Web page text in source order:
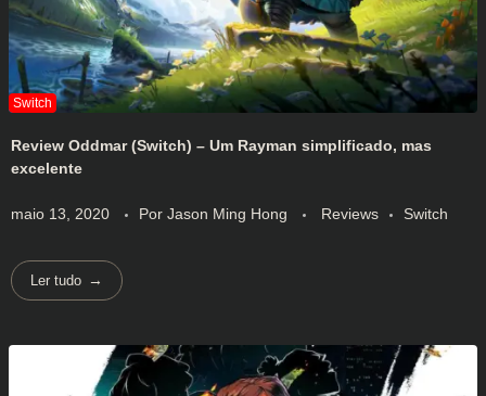
Review Oddmar (Switch) – Um Rayman simplificado, mas
excelente
maio 13, 2020 Por Jason Ming Hong Reviews Switch
Ler tudo